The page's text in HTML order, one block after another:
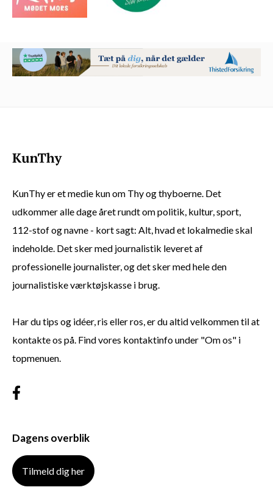
KunThy er et medie kun om Thy og thyboerne. Det
udkommer alle dage året rundt om politik, kultur, sport,
112-stof og navne - kort sagt: Alt, hvad et lokalmedie skal
indeholde. Det sker med journalistik leveret af
professionelle journalister, og det sker med hele den
journalistiske værktøjskasse i brug.
Har du tips og idéer, ris eller ros, er du altid velkommen til at
kontakte os på. Find vores kontaktinfo under "Om os" i
topmenuen.
Dagens overblik
Tilmeld dig her